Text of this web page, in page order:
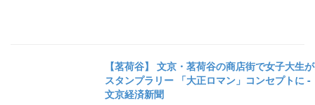
【茗荷谷】 文京・茗荷谷の商店街で女子大生が
スタンプラリー 「大正ロマン」コンセプトに -
文京経済新聞